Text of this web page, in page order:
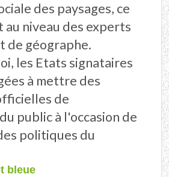
des paysages, ce
niveau des experts
de géographe.
les Etats signataires
à mettre des
de
public à l'occasion de
politiques du
bleue